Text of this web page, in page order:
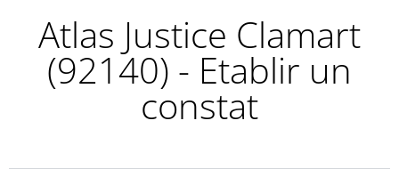
Atlas Justice Clamart
(92140) - Etablir un
constat